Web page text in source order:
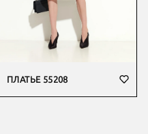
ПЛАТЬЕ 55208